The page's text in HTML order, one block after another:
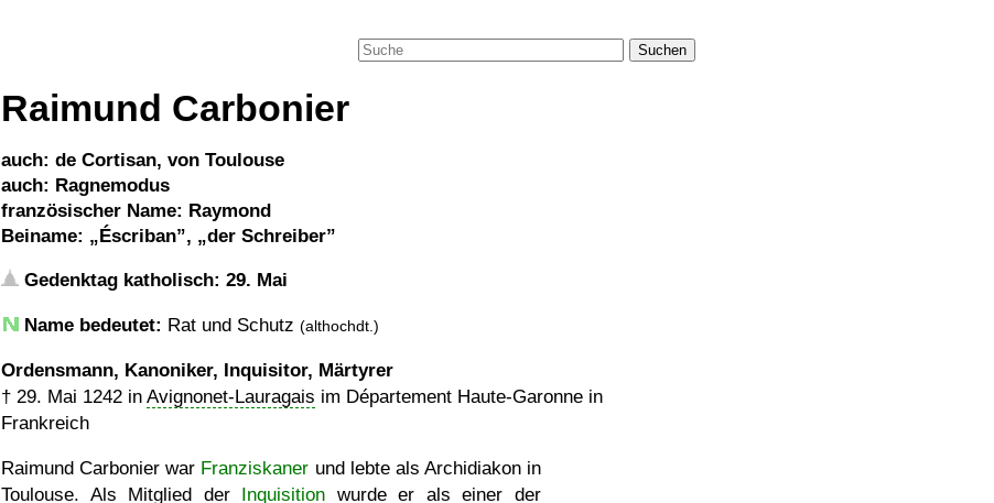
Suchen
Raimund Carbonier
auch: de Cortisan, von Toulouse
auch: Ragnemodus
französischer Name: Raymond
Beiname:
Éscriban , der Schreiber
Gedenktag katholisch: 29. Mai
Name bedeutet: Rat und Schutz (althochdt.)
Ordensmann, Kanoniker, Inquisitor, Märtyrer
† 29. Mai 1242 in Avignonet-Lauragais im Département Haute-Garonne in
Frankreich
Raimund Carbonier war Franziskaner und lebte als Archidiakon in
Toulouse. Als Mitglied der Inquisition wurde er als einer der